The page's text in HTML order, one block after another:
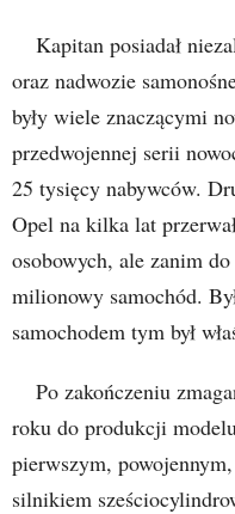
Kapitan posiadał
oraz nadwozie
były wiele znaczącymi
przedwojennej serii
25 tysięcy nabywców.
Opel na kilka lat
osobowych, ale zanim
milionowy samochód.
samochodem tym był
Po zakończeniu
roku do produkcji
pierwszym,
silnikiem